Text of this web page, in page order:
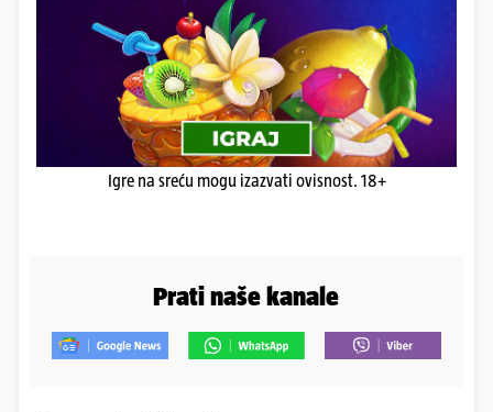
Igre na sreću mogu izazvati ovisnost. 18+
Prati naše kanale